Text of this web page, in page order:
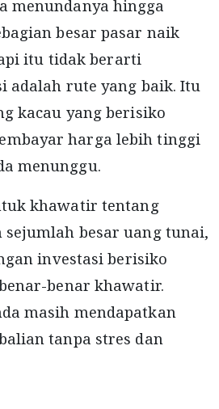
menundanya hingga
besar pasar naik
itu tidak berarti
adalah rute yang baik. Itu
kacau yang berisiko
harga lebih tinggi
menunggu.
khawatir tentang
besar uang tunai,
investasi berisiko
benar khawatir.
masih mendapatkan
tanpa stres dan